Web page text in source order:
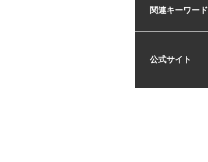
関連キーワード
公式サイト